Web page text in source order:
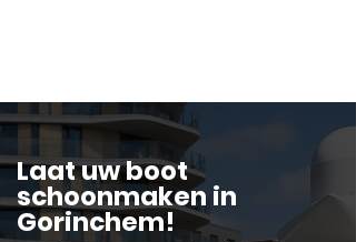
Laat uw boot
schoonmaken in
Gorinchem!